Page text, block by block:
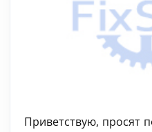
Приветствую, просят